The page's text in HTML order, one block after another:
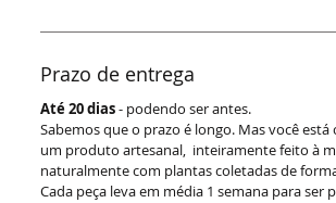
Prazo de entrega
Até 20 dias- podendo ser antes.
Sabemos que o prazo é longo. Mas você
um produto artesanal, inteiramente feito à
naturalmente com plantas coletadas de
Cada peça leva em média 1 semana para ser